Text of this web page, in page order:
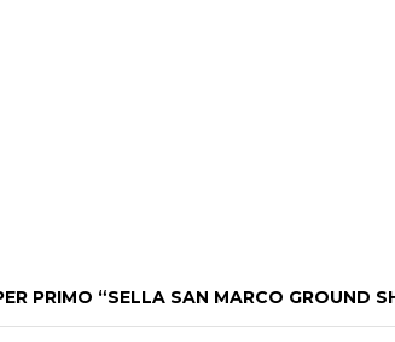
PRIMO “SELLA SAN MARCO GROUND